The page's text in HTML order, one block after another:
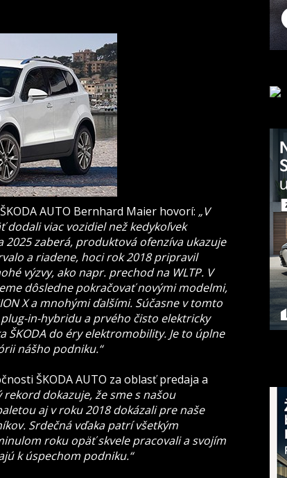
AUTO Bernhard Maier hovorí: „V
dodali viac vozidiel než kedykoľvek
2025 zaberá, produktová ofenzíva ukazuje
a riadene, hoci rok 2018 pripravil
výzvy, ako napr. prechod na WLTP. V
dôsledne pokračovať novými modelmi,
X a mnohými ďalšími. Súčasne v tomto
in-hybridu a prvého čisto elektricky
do éry elektromobility. Je to úplne
nášho podniku.“
ŠKODA AUTO za oblasť predaja a
rekord dokazuje, že sme s našou
aj v roku 2018 dokázali pre naše
Srdečná vďaka patrí všetkým
roku opäť skvele pracovali a svojím
k úspechom podniku.“